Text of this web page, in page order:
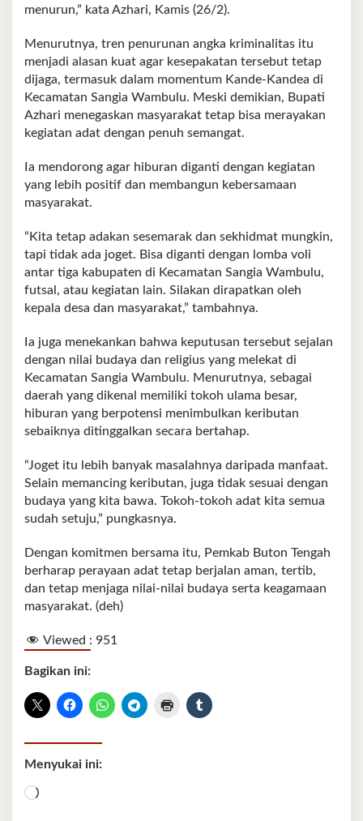
menurun,” kata Azhari, Kamis (26/2).
Menurutnya, tren penurunan angka kriminalitas itu
menjadi alasan kuat agar kesepakatan tersebut tetap
dijaga, termasuk dalam momentum Kande-Kandea di
Kecamatan Sangia Wambulu. Meski demikian, Bupati
Azhari menegaskan masyarakat tetap bisa merayakan
kegiatan adat dengan penuh semangat.
Ia mendorong agar hiburan diganti dengan kegiatan
yang lebih positif dan membangun kebersamaan
masyarakat.
“Kita tetap adakan sesemarak dan sekhidmat mungkin,
tapi tidak ada joget. Bisa diganti dengan lomba voli
antar tiga kabupaten di Kecamatan Sangia Wambulu,
futsal, atau kegiatan lain. Silakan dirapatkan oleh
kepala desa dan masyarakat,” tambahnya.
Ia juga menekankan bahwa keputusan tersebut sejalan
dengan nilai budaya dan religius yang melekat di
Kecamatan Sangia Wambulu. Menurutnya, sebagai
daerah yang dikenal memiliki tokoh ulama besar,
hiburan yang berpotensi menimbulkan keributan
sebaiknya ditinggalkan secara bertahap.
“Joget itu lebih banyak masalahnya daripada manfaat.
Selain memancing keributan, juga tidak sesuai dengan
budaya yang kita bawa. Tokoh-tokoh adat kita semua
sudah setuju,” pungkasnya.
Dengan komitmen bersama itu, Pemkab Buton Tengah
berharap perayaan adat tetap berjalan aman, tertib,
dan tetap menjaga nilai-nilai budaya serta keagamaan
masyarakat. (deh)
Viewed : 951
Bagikan ini:
Menyukai ini:
Memuat...